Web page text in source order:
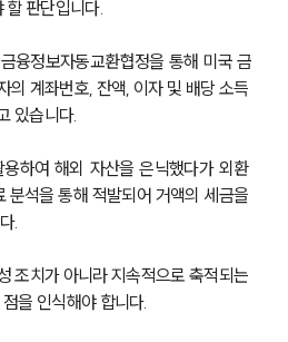
판단입니다.
융정보자동교환협정을 통해 미국 금
의 계좌번호, 잔액, 이자 및 배당 소득
있습니다.
하여 해외 자산을 은닉했다가 외환
분석을 통해 적발되어 거액의 세금을
.
조치가 아니라 지속적으로 축적되는
을 인식해야 합니다.